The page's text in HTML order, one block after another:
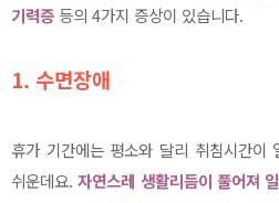
기력증 등의 4가지 증상이 있습니다.
1. 수면장애
휴가 기간에는 평소와 달리 취침시간이
쉬운데요.자연스레 생활리듬이 풀어져